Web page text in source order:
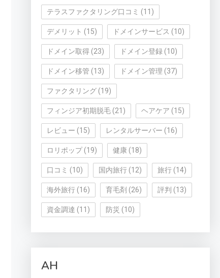
テラスファクタリング口コミ (11)
デメリット (15) ドメインサービス (10)
ドメイン取得(23) ドメイン登録 (10)
ドメイン移管 (13) ドメイン管理 (37)
ファクタリング(19)
フィンジア初期脱毛(21) ヘアケア (15)
レビュー (15) レンタルサーバー (16)
ロリポップ(19) 健康(18)
口コミ (10) 国内旅行(12) 旅行(14)
海外旅行(16) 育毛剤 (26) 評判 (13)
資金調達 (11) 防災 (10)
AH